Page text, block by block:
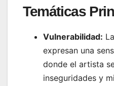
Temáticas
Vulnerabilidad:
expresan una
donde el artista
inseguridades y